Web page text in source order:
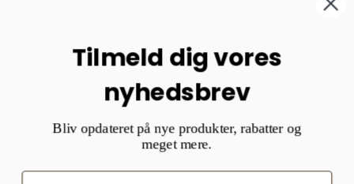
Tilmeld dig vores
nyhedsbrev
Bliv opdateret på nye produkter, rabatter og
meget mere.